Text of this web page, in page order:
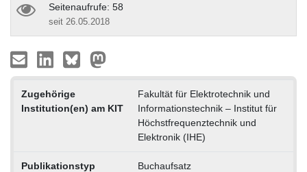
Seitenaufrufe: 58
seit 26.05.2018
Zugehörige
Institution(en) am KIT
Fakultät für Elektrotechnik und
Informationstechnik – Institut für
Höchstfrequenztechnik und
Elektronik (IHE)
Publikationstyp Buchaufsatz